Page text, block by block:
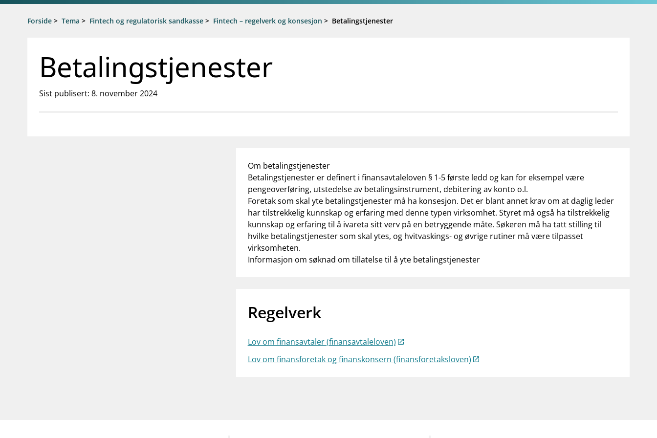
Gå til hovedinnhold
Gå til søkesiden
Forside > Tema > Fintech og regulatorisk sandkasse > Fintech – regelverk og konsesjon > Betalingstjenester
Betalingstjenester
Sist publisert: 8. november 2024
Om betalingstjenester
Betalingstjenester er definert i finansavtaleloven § 1-5 første ledd og kan for eksempel være
pengeoverføring, utstedelse av betalingsinstrument, debitering av konto o.l.
Foretak som skal yte betalingstjenester må ha konsesjon. Det er blant annet krav om at daglig leder
har tilstrekkelig kunnskap og erfaring med denne typen virksomhet. Styret må også ha tilstrekkelig
kunnskap og erfaring til å ivareta sitt verv på en betryggende måte. Søkeren må ha tatt stilling til
hvilke betalingstjenester som skal ytes, og hvitvaskings- og øvrige rutiner må være tilpasset
virksomheten.
Informasjon om søknad om tillatelse til å yte betalingstjenester
Regelverk
Lov om finansavtaler (finansavtaleloven)
Lov om finansforetak og finanskonsern (finansforetaksloven)